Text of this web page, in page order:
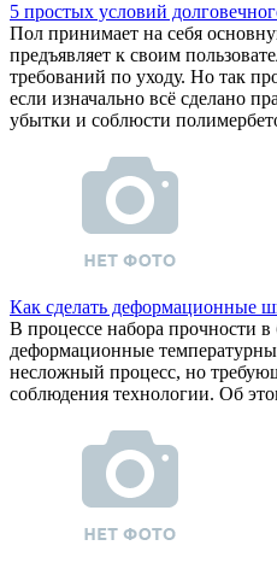
5 простых условий
Пол принимает на себя
предъявляет к своим
требований по уходу. Но так
если изначально всё сделано
убытки и соблюсти
Как сделать деформационные
В процессе набора прочности
деформационные
несложный процесс, но
соблюдения технологии. Об